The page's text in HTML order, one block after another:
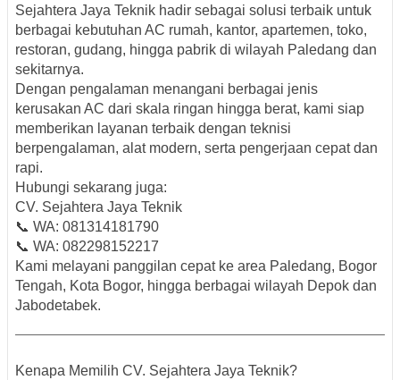
Sejahtera Jaya Teknik hadir sebagai solusi terbaik untuk
berbagai kebutuhan AC rumah, kantor, apartemen, toko,
restoran, gudang, hingga pabrik di wilayah Paledang dan
sekitarnya.
Dengan pengalaman menangani berbagai jenis
kerusakan AC dari skala ringan hingga berat, kami siap
memberikan layanan terbaik dengan teknisi
berpengalaman, alat modern, serta pengerjaan cepat dan
rapi.
Hubungi sekarang juga:
CV. Sejahtera Jaya Teknik
📞 WA: 081314181790
📞 WA: 082298152217
Kami melayani panggilan cepat ke area Paledang, Bogor
Tengah, Kota Bogor, hingga berbagai wilayah Depok dan
Jabodetabek.
Kenapa Memilih CV. Sejahtera Jaya Teknik?